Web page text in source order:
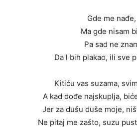
Gde me nađe,
Ma gde nisam
Pa sad ne
Da l bih plakao, ili sve
Kitiću vas suzama,
A kad dođe najskuplja,
Jer za dušu duše moje,
Ne pitaj me zašto, suzu